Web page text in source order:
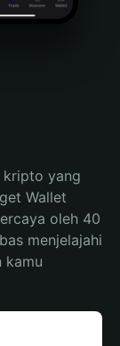
kripto yang
Wallet
oleh 40
menjelajahi
kamu